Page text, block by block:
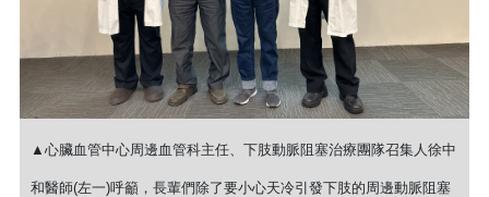
▲心臟血管中心周邊血管科主任、下肢動脈阻塞治療團隊召集人徐中
和醫師(左一)呼籲，長輩們除了要小心天冷引發下肢的周邊動脈阻塞